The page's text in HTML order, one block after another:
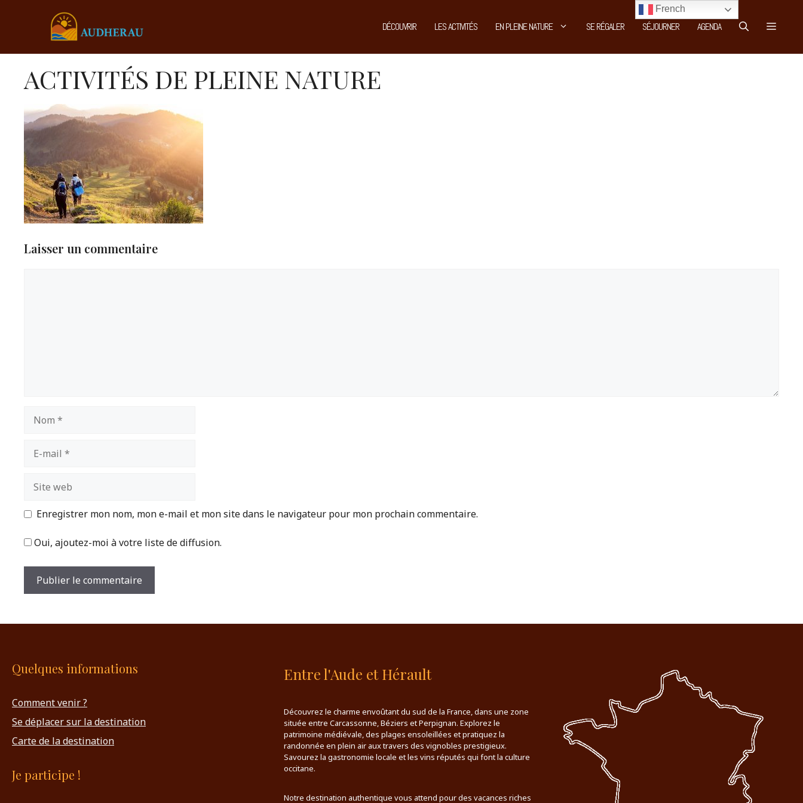
DÉCOUVRIR LES ACTIVITÉS EN PLEINE NATURE SE RÉGALER SÉJOURNER AGENDA
ACTIVITÉS DE PLEINE NATURE
Laisser un commentaire
mail
web
Enregistrer mon nom, mon e-mail et mon site dans le navigateur pour mon prochain commentaire.
Oui, ajoutez-moi à votre liste de diffusion.
Quelques informations
Comment venir ?
Se déplacer sur la destination
Carte de la destination
Je participe !
Entre l'Aude et Hérault
Découvrez le charme envoûtant du sud de la France, dans une zone
située entre Carcassonne, Béziers et Perpignan. Explorez le
patrimoine médiévale, des plages ensoleillées et pratiquez la
randonnée en plein air aux travers des vignobles prestigieux.
Savourez la gastronomie locale et les vins réputés qui font la culture
occitane.
Notre destination authentique vous attend pour des vacances riches
French